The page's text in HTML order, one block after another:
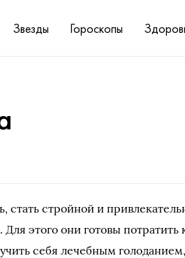
Звезды Гороскопы
стать стройной и
этого они готовы потратить
себя лечебным